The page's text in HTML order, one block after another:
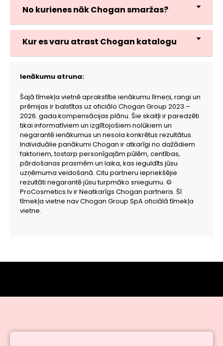
No kurienes nāk Chogan smaržas?
Kur es varu atrast Chogan katalogu
Ienākumu atruna:
Šajā tīmekļa vietnē aprakstītie ienākumu līmeņi, rangi un
prēmijas ir balstītas uz oficiālo Chogan Group 2023.–
2026. gada kompensācijas plānu. Šie skaitļi ir paredzēti
tikai informatīviem un izglītojošiem nolūkiem un
negarantē ienākumus un nesola konkrētus rezultātus.
Individuālie panākumi Chogan ir atkarīgi no dažādiem
faktoriem, tostarp personīgajām pūlēm, centības,
pārdošanas prasmēm un laika, kas ieguldīts jūsu
uzņēmuma veidošanā. Citu partneru iepriekšējie
rezultāti negarantē jūsu turpmāko sniegumu. ©
ProCosmetics.lv ir Neatkarīgs Chogan partneris. Šī
tīmekļa vietne nav Chogan Group SpA oficiālā tīmekļa
vietne.